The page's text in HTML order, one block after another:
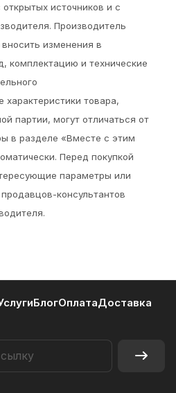
источников и с
Производитель
изменения в
комплектацию и технические
характеристики товара,
партии, могут отличаться от
в разделе «Вместе с этим
Перед покупкой
параметры или
консультантов
БлогОплатаДоставка